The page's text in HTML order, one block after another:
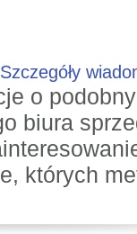
o
biura
których